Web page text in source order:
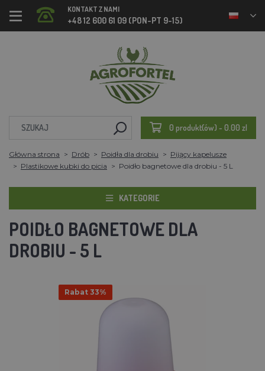
KONTAKT Z NAMI
+48 12 600 61 09 (PON-PT 9-15)
0 produkt(ów) - 0.00 zl
Główna strona Drób Poidła dla drobiu
Pijący kapelusze
Plastikowe kubki do picia
Poidło bagnetowe dla drobiu - 5 L
KATEGORIE
POIDŁO BAGNETOWE DLA
DROBIU - 5 L
Rabat 33%